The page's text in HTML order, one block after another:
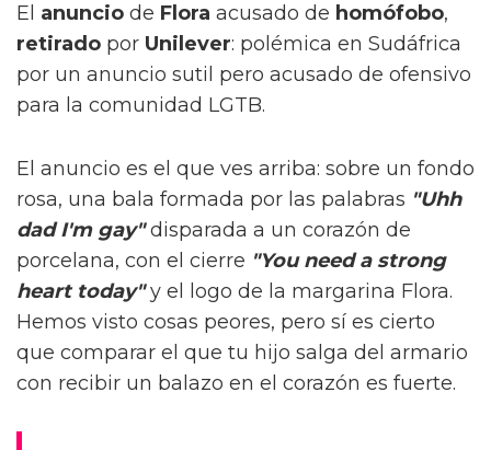
El anuncio de Flora acusado de homófobo,
retirado por Unilever: polémica en Sudáfrica
por un anuncio sutil pero acusado de ofensivo
para la comunidad LGTB.
El anuncio es el que ves arriba: sobre un fondo
rosa, una bala formada por las palabras "Uhh
dad I'm gay"disparada a un corazón de
porcelana, con el cierre "You need a strong
heart today"y el logo de la margarina Flora.
Hemos visto cosas peores, pero sí es cierto
que comparar el que tu hijo salga del armario
con recibir un balazo en el corazón es fuerte.